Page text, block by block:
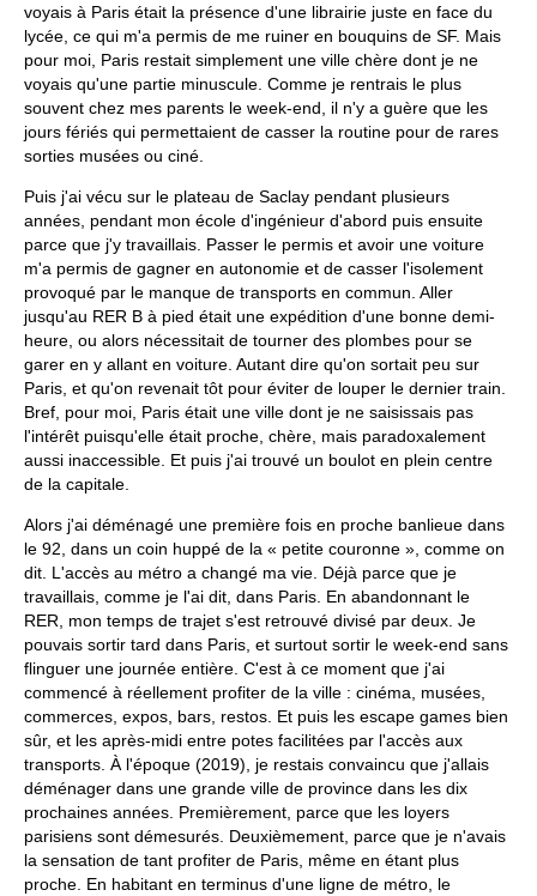
voyais à Paris était la présence d'une librairie juste en face du
lycée, ce qui m'a permis de me ruiner en bouquins de SF. Mais
pour moi, Paris restait simplement une ville chère dont je ne
voyais qu'une partie minuscule. Comme je rentrais le plus
souvent chez mes parents le week-end, il n'y a guère que les
jours fériés qui permettaient de casser la routine pour de rares
sorties musées ou ciné.
Puis j'ai vécu sur le plateau de Saclay pendant plusieurs
années, pendant mon école d'ingénieur d'abord puis ensuite
parce que j'y travaillais. Passer le permis et avoir une voiture
m'a permis de gagner en autonomie et de casser l'isolement
provoqué par le manque de transports en commun. Aller
jusqu'au RER B à pied était une expédition d'une bonne demi-
heure, ou alors nécessitait de tourner des plombes pour se
garer en y allant en voiture. Autant dire qu'on sortait peu sur
Paris, et qu'on revenait tôt pour éviter de louper le dernier train.
Bref, pour moi, Paris était une ville dont je ne saisissais pas
l'intérêt puisqu'elle était proche, chère, mais paradoxalement
aussi inaccessible. Et puis j'ai trouvé un boulot en plein centre
de la capitale.
Alors j'ai déménagé une première fois en proche banlieue dans
le 92, dans un coin huppé de la « petite couronne », comme on
dit. L'accès au métro a changé ma vie. Déjà parce que je
travaillais, comme je l'ai dit, dans Paris. En abandonnant le
RER, mon temps de trajet s'est retrouvé divisé par deux. Je
pouvais sortir tard dans Paris, et surtout sortir le week-end sans
flinguer une journée entière. C'est à ce moment que j'ai
commencé à réellement profiter de la ville : cinéma, musées,
commerces, expos, bars, restos. Et puis les escape games bien
sûr, et les après-midi entre potes facilitées par l'accès aux
transports. À l'époque (2019), je restais convaincu que j'allais
déménager dans une grande ville de province dans les dix
prochaines années. Premièrement, parce que les loyers
parisiens sont démesurés. Deuxièmement, parce que je n'avais
la sensation de tant profiter de Paris, même en étant plus
proche. En habitant en terminus d'une ligne de métro, le